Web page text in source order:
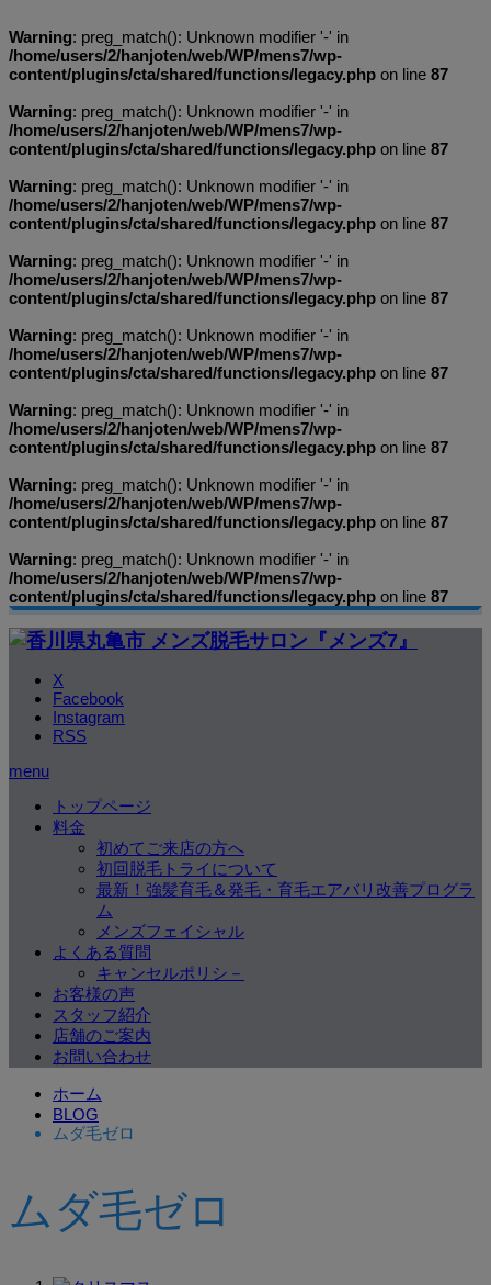
Warning: preg_match(): Unknown modifier '-' in
/home/users/2/hanjoten/web/WP/mens7/wp-
content/plugins/cta/shared/functions/legacy.php on line 87
Warning: preg_match(): Unknown modifier '-' in
/home/users/2/hanjoten/web/WP/mens7/wp-
content/plugins/cta/shared/functions/legacy.php on line 87
Warning: preg_match(): Unknown modifier '-' in
/home/users/2/hanjoten/web/WP/mens7/wp-
content/plugins/cta/shared/functions/legacy.php on line 87
Warning: preg_match(): Unknown modifier '-' in
/home/users/2/hanjoten/web/WP/mens7/wp-
content/plugins/cta/shared/functions/legacy.php on line 87
Warning: preg_match(): Unknown modifier '-' in
/home/users/2/hanjoten/web/WP/mens7/wp-
content/plugins/cta/shared/functions/legacy.php on line 87
Warning: preg_match(): Unknown modifier '-' in
/home/users/2/hanjoten/web/WP/mens7/wp-
content/plugins/cta/shared/functions/legacy.php on line 87
Warning: preg_match(): Unknown modifier '-' in
/home/users/2/hanjoten/web/WP/mens7/wp-
content/plugins/cta/shared/functions/legacy.php on line 87
Warning: preg_match(): Unknown modifier '-' in
/home/users/2/hanjoten/web/WP/mens7/wp-
content/plugins/cta/shared/functions/legacy.php on line 87
X
Facebook
Instagram
RSS
menu
トップページ
料金
初めてご来店の方へ
初回脱毛トライについて
最新！強髪育毛＆発毛・育毛エアバリ改善プログラ
ム
メンズフェイシャル
よくある質問
キャンセルポリシ－
お客様の声
スタッフ紹介
店舗のご案内
お問い合わせ
ホーム
BLOG
ムダ毛ゼロ
ムダ毛ゼロ